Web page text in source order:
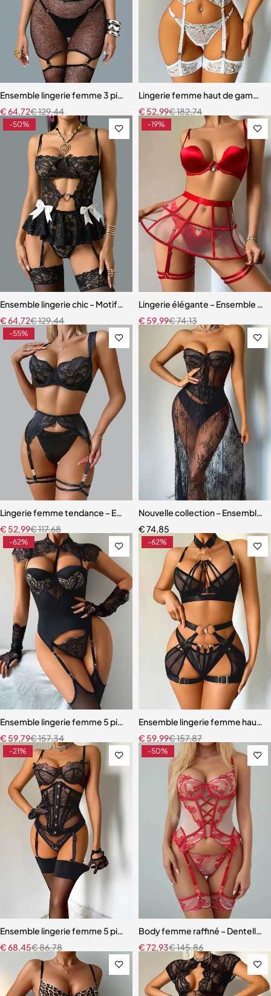
Ensemble lingerie femme 3 pièces – Résille noire brodée avec
€129,44
€64,72
Lingerie femme haut de
€182,74
€ 52,99
-50%
Ensemble lingerie chic – Motifs cœur, découpes raffinées et
€129,44
€64,72
-19%
Lingerie élégante – Ensemble
€74,13
€ 59,99
-55%
Lingerie femme tendance – Ensemble coordonné en dentelle et
€117,68
€ 52,99
Nouvelle collection – Ensemble
€74,85
-62%
Ensemble lingerie femme 5 pièces – Dentelle ajourée avec bas
€157,34
€ 59,79
-62%
Ensemble lingerie femme haut
€157,87
€ 59,99
-21%
Ensemble lingerie femme 5 pièces – Dentelle brodée avec cache-
€86,78
€68,45
-50%
Body femme raffiné – Dentelle,
€145,86
€72,93